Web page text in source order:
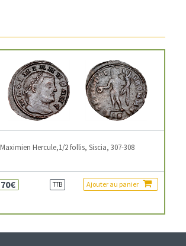
Maximien Hercule,1/2 follis, Siscia, 307-308
70€ TTB Ajouter au panier